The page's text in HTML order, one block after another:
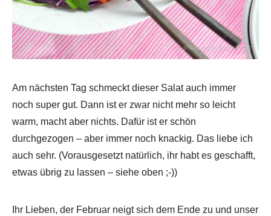
Am nächsten Tag schmeckt dieser Salat auch immer
noch super gut. Dann ist er zwar nicht mehr so leicht
warm, macht aber nichts. Dafür ist er schön
durchgezogen – aber immer noch knackig. Das liebe ich
auch sehr. (Vorausgesetzt natürlich, ihr habt es geschafft,
etwas übrig zu lassen – siehe oben ;-))
Ihr Lieben, der Februar neigt sich dem Ende zu und unser